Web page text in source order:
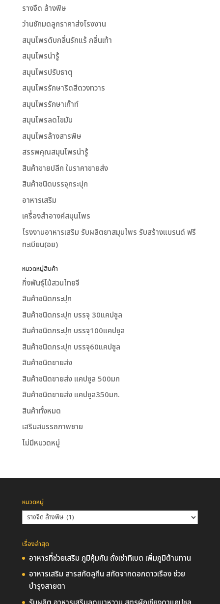
รางจืด ล้างพิษ
ว่านชักมดลูกราคาส่งโรงงาน
สมุนไพรดับกลิ่นรักแร้ กลิ่นเท้า
สมุนไพรน่ารู้
สมุนไพรปรับธาตุ
สมุนไพรรักษาริดสีดวงทวาร
สมุนไพรรักษาเก๊าท์
สมุนไพรลดไขมัน
สมุนไพรล้างสารพิษ
สรรพคุณสมุนไพรน่ารู้
สินค้าขายปลีก ในราคาขายส่ง
สินค้าชนิดบรรจุกระปุก
อาหารเสริม
เครื่องสำอางค์สมุนไพร
โรงงานอาหารเสริม รับผลิตยาสมุนไพร รับสร้างแบรนด์ ฟรี
ทะเบียน(อย)
หมวดหมู่สินค้า
กิ่งพันธุ์ไม้สวนไทยจี
สินค้าชนิดกระปุก
สินค้าชนิดกระปุก บรรจุ 30แคปซูล
สินค้าชนิดกระปุก บรรจุ100แคปซูล
สินค้าชนิดกระปุก บรรจุ60แคปซูล
สินค้าชนิดขายส่ง
สินค้าชนิดขายส่ง แคปซูล 500มก
สินค้าชนิดขายส่ง แคปซูล350มก.
สินค้าทั้งหมด
เสริมสมรรถภาพชาย
ไม่มีหมวดหมู่
หมวดหมู่
หมวด
เรื่องล่าสุด
อาหารที่ช่วยเสริม ภูมิคุ้มกัน ถั่งเช่าทิเบต เพิ่มภูมิต้านทาน
อาหารเสริม สารสกัดลูทีน สกัดจากดอกดาวเรือง ช่วย
บำรุงสายตา